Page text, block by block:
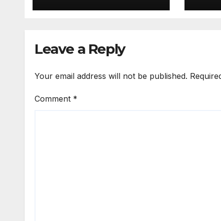
मलेशियाई तकनीक का
नितिन गडकरी
का
Leave a Reply
Your email address will not be published.
Comment *